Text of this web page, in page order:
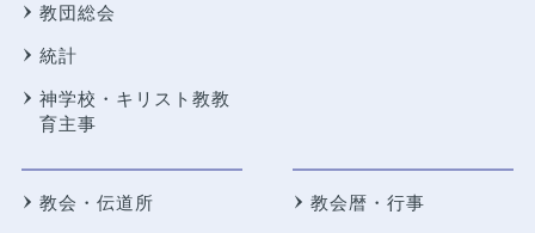
教団総会
統計
神学校・キリスト教教
育主事
教会・伝道所 教会暦・行事